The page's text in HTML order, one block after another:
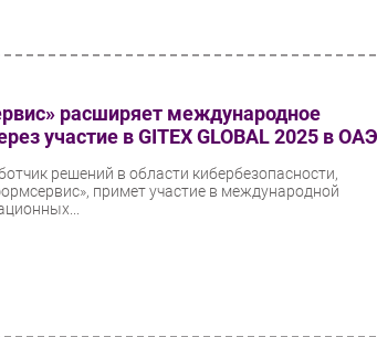
расширяет международное
участие в GITEX GLOBAL 2025 в
решений в области кибербезопасности,
примет участие в международной